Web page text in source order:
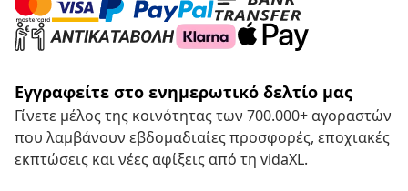
Εγγραφείτε στο ενημερωτικό δελτίο μας
Γίνετε μέλος της κοινότητας των 700.000+ αγοραστών
που λαμβάνουν εβδομαδιαίες προσφορές, εποχιακές
εκπτώσεις και νέες αφίξεις από τη vidaXL.